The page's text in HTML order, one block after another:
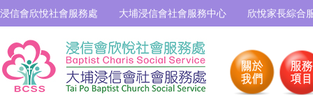
浸信會欣悅社會服務處 大埔浸信會社會服務中心 欣悅家長綜合